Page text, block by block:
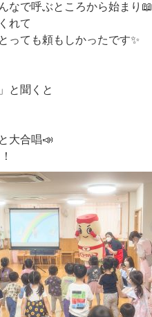
なで呼ぶところから始まり📖
れて
っても頼もしかったです✨
と聞くと
大合唱📣